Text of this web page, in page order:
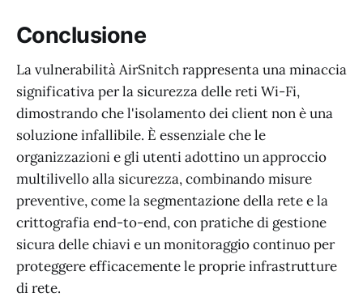
Conclusione
La vulnerabilità AirSnitch rappresenta una minaccia
significativa per la sicurezza delle reti Wi-Fi,
dimostrando che l'isolamento dei client non è una
soluzione infallibile. È essenziale che le
organizzazioni e gli utenti adottino un approccio
multilivello alla sicurezza, combinando misure
preventive, come la segmentazione della rete e la
crittografia end-to-end, con pratiche di gestione
sicura delle chiavi e un monitoraggio continuo per
proteggere efficacemente le proprie infrastrutture
di rete.